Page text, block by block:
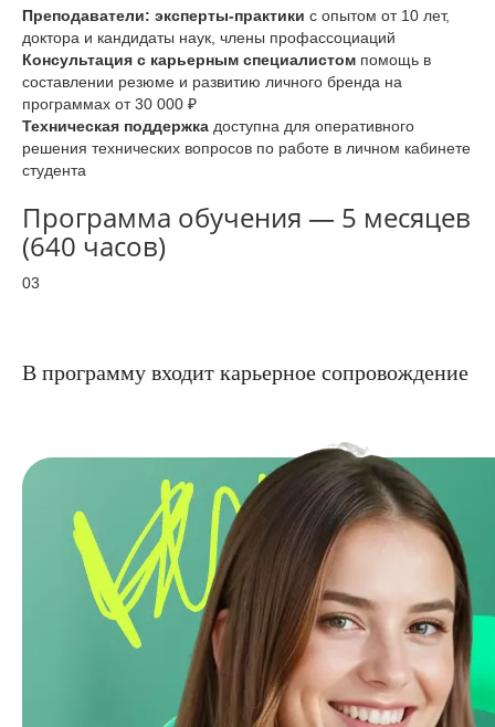
Преподаватели: эксперты-практики с опытом от 10 лет,
доктора и кандидаты наук, члены профассоциаций
Консультация с карьерным специалистом помощь в
составлении резюме и развитию личного бренда на
программах от 30 000 ₽
Техническая поддержка доступна для оперативного
решения технических вопросов по работе в личном кабинете
студента
Программа обучения — 5 месяцев
(640 часов)
03
В программу входит карьерное сопровождение